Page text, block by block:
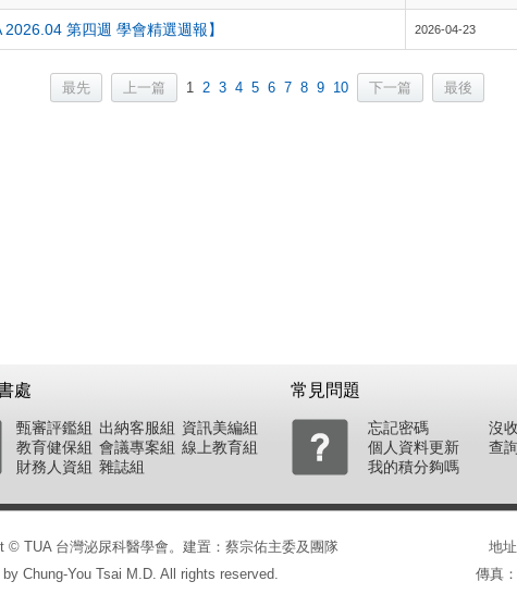
2026.04 第四週 學會精選週報】 2026-04-23
最先 上一篇 1 2 3 4 5 6 7 8 9 10 下一篇 最後
處
甄審評鑑組
教育健保組
財務人資組
出納客服組
會議專案組
雜誌組
資訊美編組
線上教育組
常見問題
忘記密碼
個人資料更新
我的積分夠嗎
沒
查
© TUA 台灣泌尿科醫學會。建置：蔡宗佑主委及團隊
by Chung-You Tsai M.D. All rights reserved.
地
傳真